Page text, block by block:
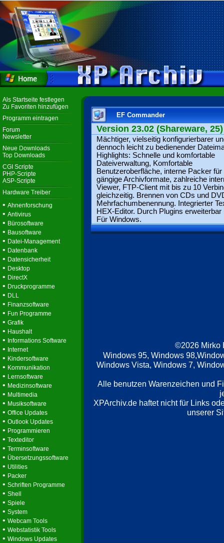
Als Startseite festlegen
Zu Favoriten hinzufügen
Programm eintragen
Forum
Newsletter
Neue Downloads
Top Downloads
CGI Scripte
PHP-Scripte
ASP-Scripte
Hardware Treiber
• Ahnenforschung
• Antivirus
• Bürosoftware
• Bausoftware
• Datei-Management
• Datenbank
• Datensicherheit
• Desktop
• DirectX
• Druckprogramme
• DLL
• Finanzsoftware
• Fun Programme
• Grafik
• Haushalt
• Informations Software
• Internet
• Kindersoftware
• Kommunikation
• Lernsoftware
• Medizinsoftware
• Multimedia
• Musiksoftware
• Office Updates
• Outlook Updates
• Programmieren
• Texteditor
• Terminsoftware
• Übersetzungssoftware
• Utilities
• Packer
• Schriften Programme
• Shell
• Spiele
• System
• Webcam Tools
• Webstatistik Tools
• Windows Updates
EF Commander
Version 23.02 (Shareware, 25)
Mächtiger, vielseitig konfigurierbarer
dennoch leicht zu bedienender
Highlights: Schnelle und komfortable
Dateiverwaltung, Komfortable
Benutzeroberfläche, interne Packer für
gängige Archivformate, zahlreiche
Viewer, FTP-Client mit bis zu 10
gleichzeitig. Brennen von CDs und
Mehrfachumbenennung. Integrierter
HEX-Editor. Durch Plugins erweiterbar
Für Windows.
©2026 Mirko
Windows 95, Windows
Windows Vista, Windows 7,
Alle benutzen Warenzeichen und
XPArchiv.de haftet nicht für Links
unserer